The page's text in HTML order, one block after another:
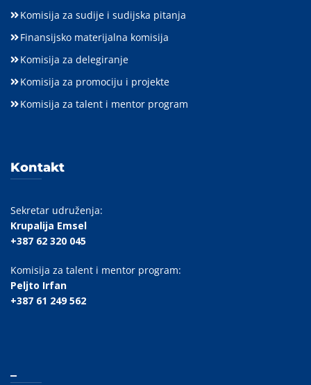
Komisija za sudije i sudijska pitanja
Finansijsko materijalna komisija
Komisija za delegiranje
Komisija za promociju i projekte
Komisija za talent i mentor program
Kontakt
Sekretar udruženja:
Krupalija Emsel
+387 62 320 045
Komisija za talent i mentor program:
Peljto Irfan
+387 61 249 562